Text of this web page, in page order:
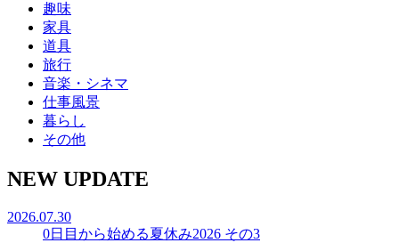
趣味
家具
道具
旅行
音楽・シネマ
仕事風景
暮らし
その他
NEW UPDATE
2026.07.30
0日目から始める夏休み2026 その3